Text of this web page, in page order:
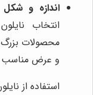
اندازه و
انتخاب
محصولات
و عرض مناسب
استفاده از